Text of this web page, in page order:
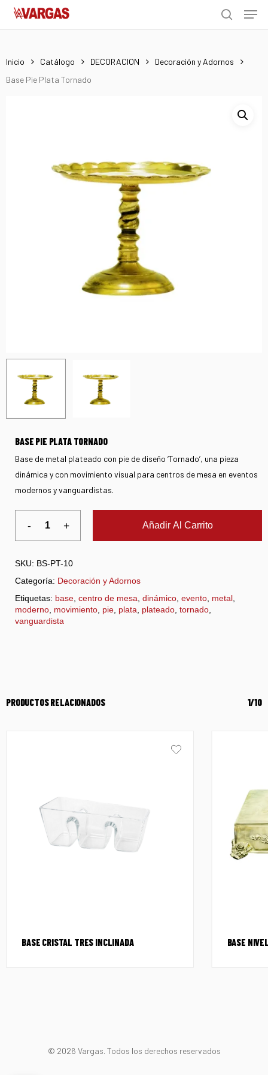
Skip
search
Menu
Inicio Catálogo DECORACION
Decoración y Adornos
Base Pie Plata Tornado
BASE PIE PLATA TORNADO
Base de metal plateado con pie de diseño ‘Tornado’, una pieza
dinámica y con movimiento visual para centros de mesa en eventos
modernos y vanguardistas.
Añadir Al Carrito
SKU: BS-PT-10
Categoría: Decoración y Adornos
Etiquetas: base centro de mesa dinámico evento metal
moderno movimiento pie plata plateado tornado
vanguardista
PRODUCTOS RELACIONADOS 1/10
BASE CRISTAL TRES INCLINADA BASE
© 2026 Vargas. Todos los derechos reservados